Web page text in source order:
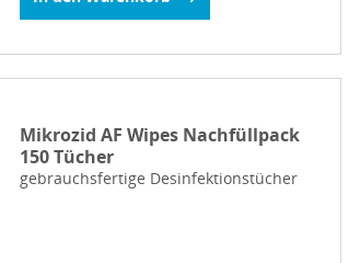
Mikrozid AF Wipes Nachfüllpack
150 Tücher
gebrauchsfertige Desinfektionstücher